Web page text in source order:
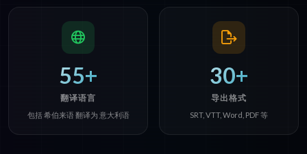
55+
翻译语言
包括 希伯来语 翻译为 意大利语
30+
导出格式
SRT, VTT, Word, PDF 等